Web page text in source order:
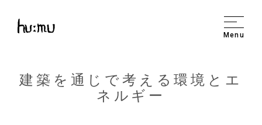
Menu
建築を通じで考える環境とエ
ネルギー